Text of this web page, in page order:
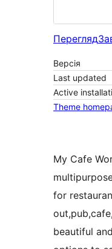
Перегляд
Версія
Last updated
Active
Theme
My Cafe
for
beautiful